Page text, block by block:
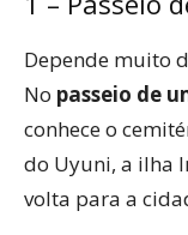
Depende muito
No passeio de
conhece o
do Uyuni, a ilha
volta para a